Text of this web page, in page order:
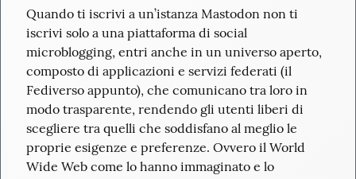
Quando ti iscrivi a un’istanza Mastodon non ti
iscrivi solo a una piattaforma di social
microblogging, entri anche in un universo aperto,
composto di applicazioni e servizi federati (il
Fediverso appunto), che comunicano tra loro in
modo trasparente, rendendo gli utenti liberi di
scegliere tra quelli che soddisfano al meglio le
proprie esigenze e preferenze. Ovvero il World
Wide Web come lo hanno immaginato e lo